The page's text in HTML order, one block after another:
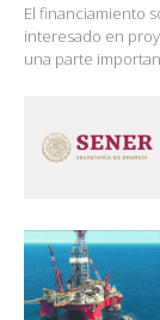
El financiamiento
interesado en
una parte